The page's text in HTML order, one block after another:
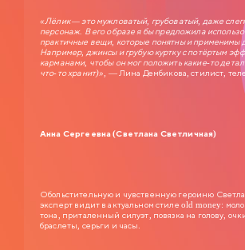
«Лёлик — это мужловатый, грубоватый, даже
персонаж. В его образе я бы предложила
практичные вещи, которые понятны и применимы
Например, джинсы и грубую куртку с потёртым
карманами, чтобы он мог положить какие-то
что-то хранит)», — Лина Дембикова, стилист,
Анна Сергеевна (Светлана Светличная)
Обольстительную и чувственную героиню
эксперт видит в актуальном стиле old money:
тона, приталенный силуэт, повязка на голову,
браслеты, серьги и часы.